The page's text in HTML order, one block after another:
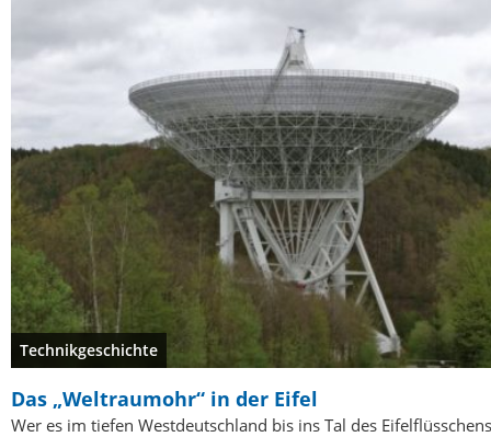
Technikgeschichte
Das „Weltraumohr“ in der Eifel
Wer es im tiefen Westdeutschland bis ins Tal des